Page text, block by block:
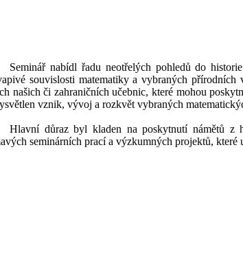
Seminář nabídl řadu neotřelých pohledů do
souvislosti matematiky a vybraných
našich či zahraničních učebnic, které mohou
vznik, vývoj a rozkvět vybraných
Hlavní důraz byl kladen na poskytnutí námětů z
seminárních prací a výzkumných projektů, které